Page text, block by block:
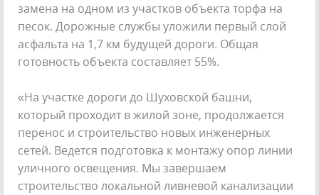
замена на одном из участков объекта торфа на
песок. Дорожные службы уложили первый слой
асфальта на 1,7 км будущей дороги. Общая
готовность объекта составляет 55%.
«На участке дороги до Шуховской башни,
который проходит в жилой зоне, продолжается
перенос и строительство новых инженерных
сетей. Ведется подготовка к монтажу опор линии
уличного освещения. Мы завершаем
строительство локальной ливневой канализации